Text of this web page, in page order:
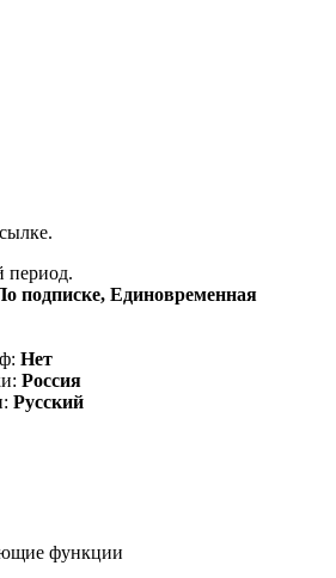
.
период.
подписке, Единовременная
Нет
Россия
Русский
функции